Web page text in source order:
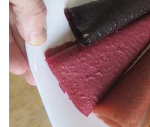
d
u
k
t
ů
r
o
d
u
k
t
ů